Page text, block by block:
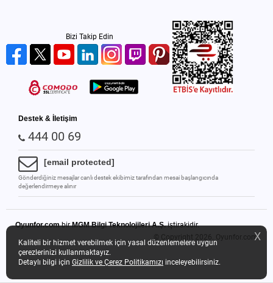
X
Kaliteli bir hizmet verebilmek için yasal düzenlemelere uygun
çerezlerinizi kullanmaktayız.
Detaylı bilgi için Gizlilik ve Çerez Politikamızı inceleyebilirsiniz.
Bizi Takip Edin
Destek & İletişim
444 00 69
[email protected]
Gönderdiğiniz mesajlar canlı destek ekibimiz tarafından mesai başlangıcında
değerlendirmeye alınır
Oyunfor.combirMGM Bilgi Teknolojileri A.Ş.iştirakidir.
© Copyright 2026.
Oyunfor.com